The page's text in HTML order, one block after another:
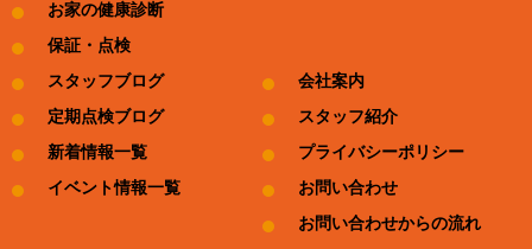
お家の健康診断
保証・点検
スタッフブログ
定期点検ブログ
新着情報一覧
イベント情報一覧
会社案内
スタッフ紹介
プライバシーポリシー
お問い合わせ
お問い合わせからの流れ